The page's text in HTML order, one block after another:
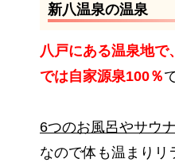
新八温泉の温泉
八戸にある温泉地で
では自家源泉100％
6つのお風呂やサウナ
なので体も温まりリ